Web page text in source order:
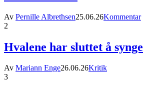
Av Pernille Albrethsen25.06.26Kommentar
2
Hvalene har sluttet å synge
Av Mariann Enge26.06.26Kritik
3